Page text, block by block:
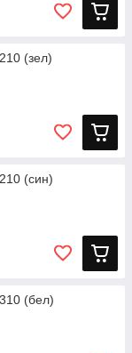
(зел)
(син)
(бел)